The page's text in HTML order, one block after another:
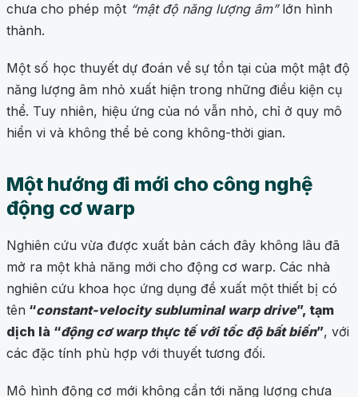
chưa cho phép một “mật độ năng lượng âm”lớn hình
thành.
Một số học thuyết dự đoán về sự tồn tại của một mật độ
năng lượng âm nhỏ xuất hiện trong những điều kiện cụ
thể. Tuy nhiên, hiệu ứng của nó vẫn nhỏ, chỉ ở quy mô
hiển vi và không thể bẻ cong không-thời gian.
Một hướng đi mới cho công nghệ
động cơ warp
Nghiên cứu vừa được xuất bản cách đây không lâu đã
mở ra một khả năng mới cho động cơ warp. Các nhà
nghiên cứu khoa học ứng dụng đề xuất một thiết bị có
tên “constant-velocity subluminal warp drive”, tạm
dịch là “động cơ warp thực tế với tốc độ bất biến”, với
các đặc tính phù hợp với thuyết tương đối.
Mô hình động cơ mới không cần tới năng lượng chưa